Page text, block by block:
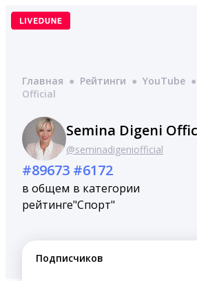
Перейти
Главная ● Рейтинги ● YouTube ●
Official
Semina Digeni
@seminadigeniofficial
#89673
в общем
рейтинге
#6172
в категории
"Спорт"
Подписчиков